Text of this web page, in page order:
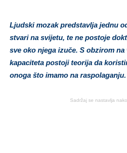
Ljudski mozak predstavlja jednu
stvari na svijetu, te ne postoje
sve oko njega izuče. S obzirom
kapaciteta postoji teorija da
onoga što imamo na raspolaganju.
Sadržaj se nastavlja